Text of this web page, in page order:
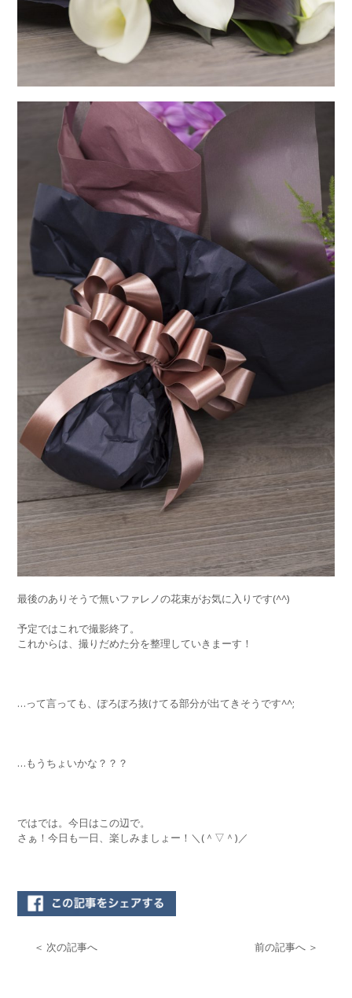
最後のありそうで無いファレノの花束がお気に入りです(^^)
予定ではこれで撮影終了。
これからは、撮りだめた分を整理していきまーす！
…って言っても、ぽろぽろ抜けてる部分が出てきそうです^^;
…もうちょいかな？？？
ではでは。今日はこの辺で。
さぁ！今日も一日、楽しみましょー！＼(＾▽＾)／
＜ 次の記事へ 前の記事へ ＞